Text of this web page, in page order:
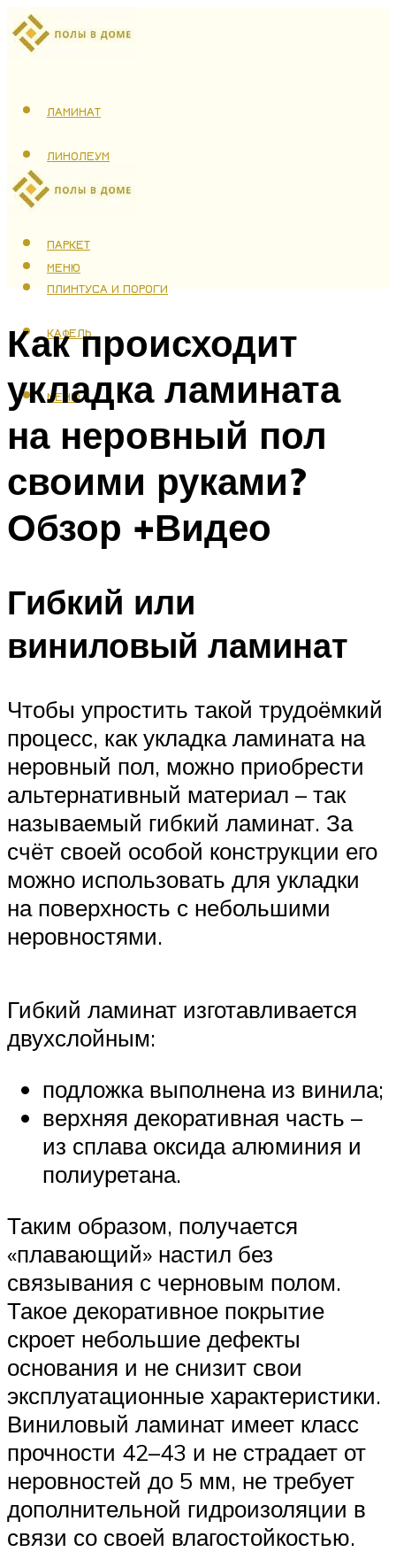
ЛАМИНАТ
ЛИНОЛЕУМ
ТЕПЛЫЙ ПОЛ
ПАРКЕТ
ПЛИНТУСА И ПОРОГИ
КАФЕЛЬ
МЕНЮ
МЕНЮ
Как происходит
укладка ламината
на неровный пол
своими руками?
Обзор +Видео
Гибкий или
виниловый ламинат
Чтобы упростить такой трудоёмкий
процесс, как укладка ламината на
неровный пол, можно приобрести
альтернативный материал – так
называемый гибкий ламинат. За
счёт своей особой конструкции его
можно использовать для укладки
на поверхность с небольшими
неровностями.
Гибкий ламинат изготавливается
двухслойным:
подложка выполнена из винила;
верхняя декоративная часть –
из сплава оксида алюминия и
полиуретана.
Таким образом, получается
«плавающий» настил без
связывания с черновым полом.
Такое декоративное покрытие
скроет небольшие дефекты
основания и не снизит свои
эксплуатационные характеристики.
Виниловый ламинат имеет класс
прочности 42–43 и не страдает от
неровностей до 5 мм, не требует
дополнительной гидроизоляции в
связи со своей влагостойкостью.